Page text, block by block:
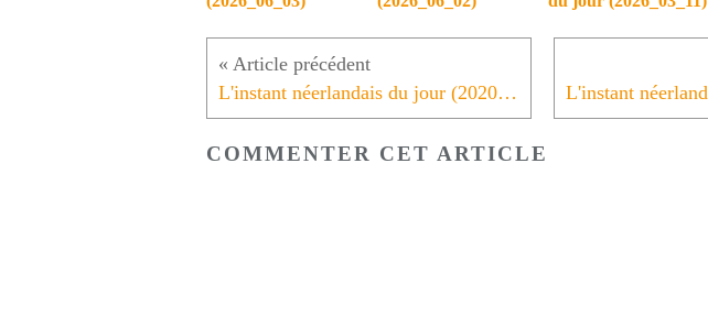
L'instant néerlandais du jour (2020_04_16): tandarts, vrouwenarts, dierenarts
COMMENTER CET ARTICLE